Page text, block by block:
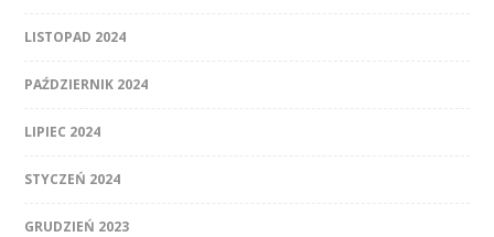
LISTOPAD 2024
PAŹDZIERNIK 2024
LIPIEC 2024
STYCZEŃ 2024
GRUDZIEŃ 2023